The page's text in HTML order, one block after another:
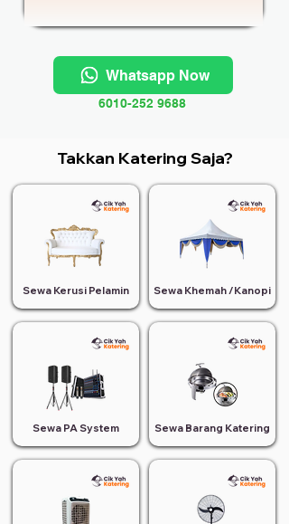
Whatsapp Now
6010-252 9688
Takkan Katering Saja?
Sewa Kerusi Pelamin
Sewa PA System
Sewa Khemah /Kanopi
Sewa Barang Katering